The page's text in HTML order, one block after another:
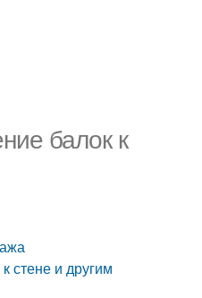
балок к
стене и другим